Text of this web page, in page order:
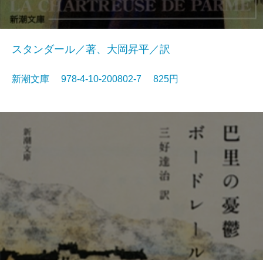
スタンダール／著、大岡昇平／訳
新潮文庫 978-4-10-200802-7 825円